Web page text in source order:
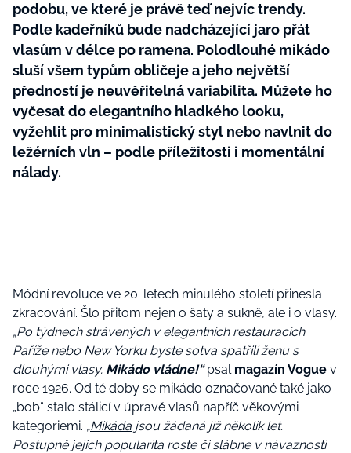
podobu, ve které je právě teď nejvíc trendy.
Podle kadeřníků bude nadcházející jaro přát
vlasům v délce po ramena. Polodlouhé mikádo
sluší všem typům obličeje a jeho největší
předností je neuvěřitelná variabilita. Můžete ho
vyčesat do elegantního hladkého looku,
vyžehlit pro minimalistický styl nebo navlnit do
ležérních vln – podle příležitosti i momentální
nálady.
Módní revoluce ve 20. letech minulého století přinesla
zkracování. Šlo přitom nejen o šaty a sukně, ale i o vlasy.
„Po týdnech strávených v elegantních restauracích
Paříže nebo New Yorku byste sotva spatřiliženu s
dlouhými vlasy. Mikádo vládne!“psal magazín Vogue v
roce 1926. Od té doby se mikádo označované také jako
„bob“ stalo stálicí v úpravě vlasů napříč věkovými
kategoriemi. „Mikáda jsou žádaná již několik let.
Postupně jejich popularita roste či slábne v návaznosti